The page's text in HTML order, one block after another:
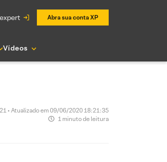
Abra sua conta XP
Vídeos
• Atualizado em 09/06/2020 18:21:35
1 minuto de leitura